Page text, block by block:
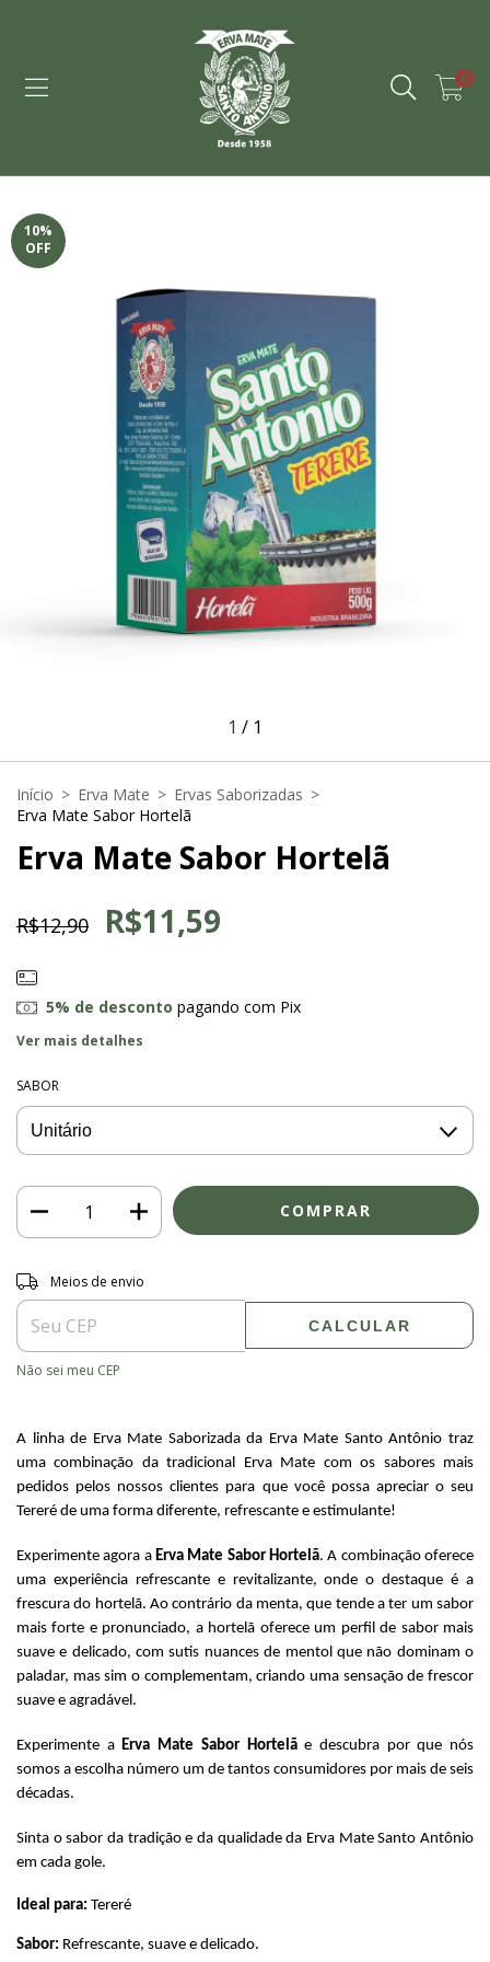
0
10%
OFF
1 / 1
Início > Erva Mate > Ervas Saborizadas >
Erva Mate Sabor Hortelã
Erva Mate Sabor Hortelã
R$12,90 R$11,59
5% de desconto pagando com Pix
Ver mais detalhes
SABOR
Entregas para o CEP:
Meios de envio
CALCULAR
Não sei meu CEP
A linha de Erva Mate Saborizada da Erva Mate Santo Antônio traz
uma combinação da tradicional Erva Mate com os sabores mais
pedidos pelos nossos clientes para que você possa apreciar o seu
Tereré de uma forma diferente, refrescante e estimulante!
Experimente agora a Erva Mate Sabor Hortelã. A combinação oferece
uma experiência refrescante e revitalizante, onde o destaque é a
frescura do hortelã. Ao contrário da menta, que tende a ter um sabor
mais forte e pronunciado, a hortelã oferece um perfil de sabor mais
suave e delicado, com sutis nuances de mentol que não dominam o
paladar, mas sim o complementam, criando uma sensação de frescor
suave e agradável.
Experimente a Erva Mate Sabor Hortelã e descubra por que nós
somos a escolha número um de tantos consumidores por mais de seis
décadas.
Sinta o sabor da tradição e da qualidade da Erva Mate Santo Antônio
em cada gole.
Ideal para: Tereré
Sabor: Refrescante, suave e delicado.